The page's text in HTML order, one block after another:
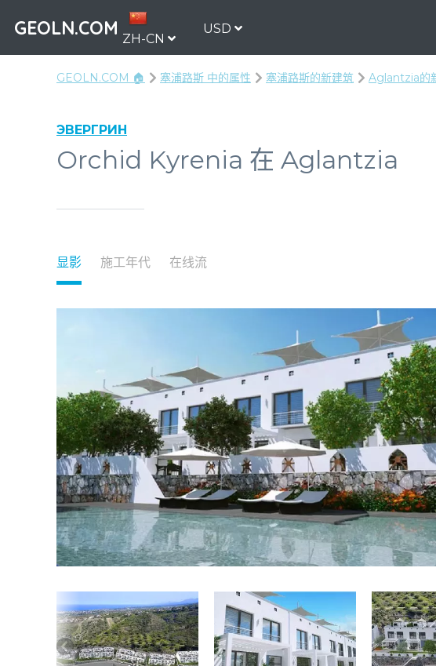
GEOLN.COM
ZH-CN
USD
GEOLN.COM 🏠 塞浦路斯 中的属性 塞浦路斯的新建筑 Aglantzia的
ЭВЕРГРИН
Orchid Kyrenia 在 Aglantzia
显影 施工年代 在线流